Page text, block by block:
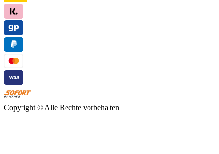
Copyright © Alle Rechte vorbehalten